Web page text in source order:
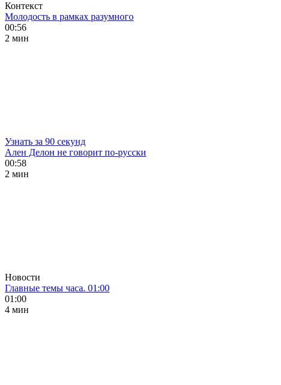
Контекст
Молодость в рамках разумного
00:56
2 мин
Узнать за 90 секунд
Ален Делон не говорит по-русски
00:58
2 мин
Новости
Главные темы часа. 01:00
01:00
4 мин